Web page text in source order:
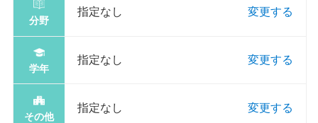
分野
指定なし 変更する
学年
指定なし 変更する
その他
指定なし 変更する